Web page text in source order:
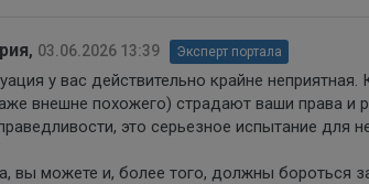
, 03.06.2026 13:39 Эксперт портала
у вас действительно крайне
внешне похожего) страдают ваши права и
это серьезное испытание для
вы можете и, более того, должны бороться